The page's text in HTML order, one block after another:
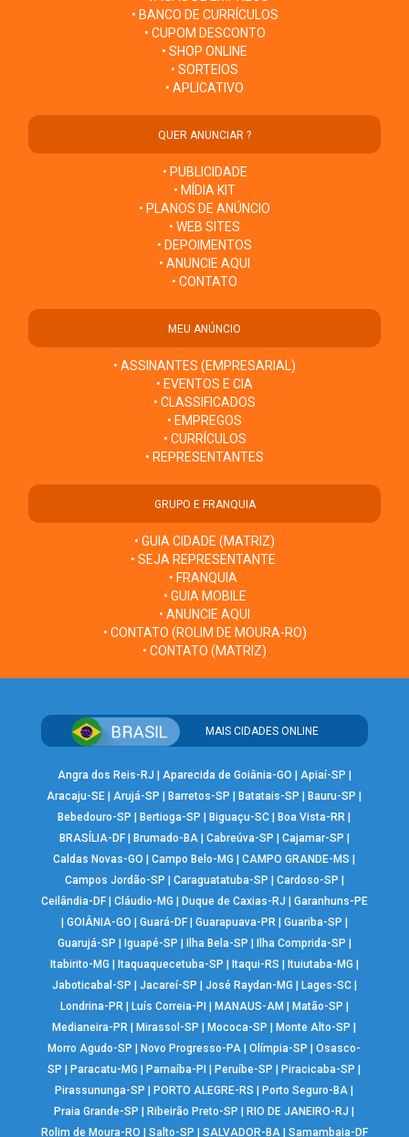
• BANCO DE CURRÍCULOS
• CUPOM DESCONTO
• SHOP ONLINE
• SORTEIOS
• APLICATIVO
QUER ANUNCIAR ?
• PUBLICIDADE
• MÍDIA KIT
• PLANOS DE ANÚNCIO
• WEB SITES
• DEPOIMENTOS
• ANUNCIE AQUI
• CONTATO
MEU ANÚNCIO
• ASSINANTES (EMPRESARIAL)
• EVENTOS E CIA
• CLASSIFICADOS
• EMPREGOS
• CURRÍCULOS
• REPRESENTANTES
GRUPO E FRANQUIA
• GUIA CIDADE (MATRIZ)
• SEJA REPRESENTANTE
• FRANQUIA
• GUIA MOBILE
• ANUNCIE AQUI
• CONTATO (ROLIM DE MOURA-RO)
• CONTATO (MATRIZ)
MAIS CIDADES ONLINE
Angra dos Reis-RJ Aparecida de Goiânia-GO Apiaí-SP
Aracaju-SE |Arujá-SP Barretos-SP Batatais-SP Bauru-SP
Bebedouro-SP
Bertioga-SP Biguaçu-SC Boa Vista-RR
BRASÍLIA-DF| Brumado-BA| Cabreúva-SP Cajamar-SP
Caldas Novas-GO
|Campo Belo-MG |CAMPO GRANDE-MS
Campos Jordão-SP
Caraguatatuba-SP Cardoso-SP
Ceilândia-DF| Cláudio-MG Duque de Caxias-RJ
Garanhuns-PE
GOIÂNIA-GO Guará-DF| Guarapuava-PR| Guariba-SP
Guarujá-SP
Iguapé-SP Ilha Bela-SP Ilha Comprida-SP
Itabirito-MG
Itaquaquecetuba-SP Itaqui-RS Ituiutaba-MG
Jaboticabal-SP
Jacareí-SP José Raydan-MG Lages-SC|
Londrina-PR| Luís Correia-PI MANAUS-AM Matão-SP
Medianeira-PR
Mirassol-SP Mococa-SP Monte Alto-SP
Morro Agudo-SP
Novo Progresso-PA |Olímpia-SP |Osasco-
SP
Paracatu-MG Parnaíba-PI Peruíbe-SP Piracicaba-SP
Pirassununga-SP
PORTO ALEGRE-RS Porto Seguro-BA
Praia Grande-SP
Ribeirão Preto-SP RIO DE JANEIRO-RJ
Rolim de Moura-RO
Salto-SP SALVADOR-BA| Samambaia-DF